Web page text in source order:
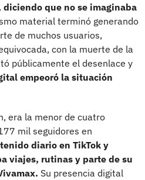
que no se imaginaba
material terminó generando
de muchos usuarios,
con la muerte de la
públicamente el desenlace y
empeoró la situación
era la menor de cuatro
mil seguidores en
diario en TikTok y
viajes, rutinas y parte de su
Su presencia digital